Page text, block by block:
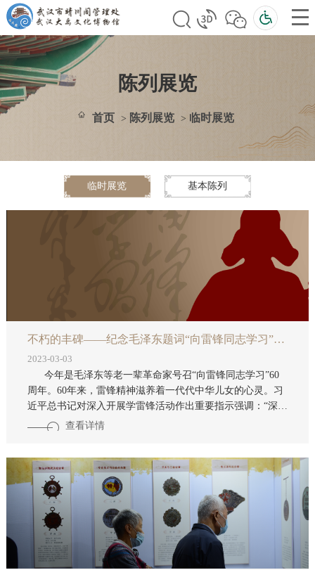
陈列展览
首页 > 陈列展览 > 临时展览
临时展览 基本陈列
不朽的丰碑——纪念毛泽东题词“向雷锋同志学习”60周年专题展开展
2023-03-03
周年。60年来，雷锋精神滋养着一代代中华儿女的心灵。习
近平总书记对深入开展学雷锋活动作出重要指示强调：“深刻
把握雷锋精神的时代内涵，让雷锋精神在新时代绽放更加璀
的重要场所。3月3日，由武汉市文化和旅游局指导，中共汉
阳区委宣传部主办，湖北省收藏家协会、武汉市晴川阁管理
处（武汉大禹文化博物馆）承办的“不朽
查看详情